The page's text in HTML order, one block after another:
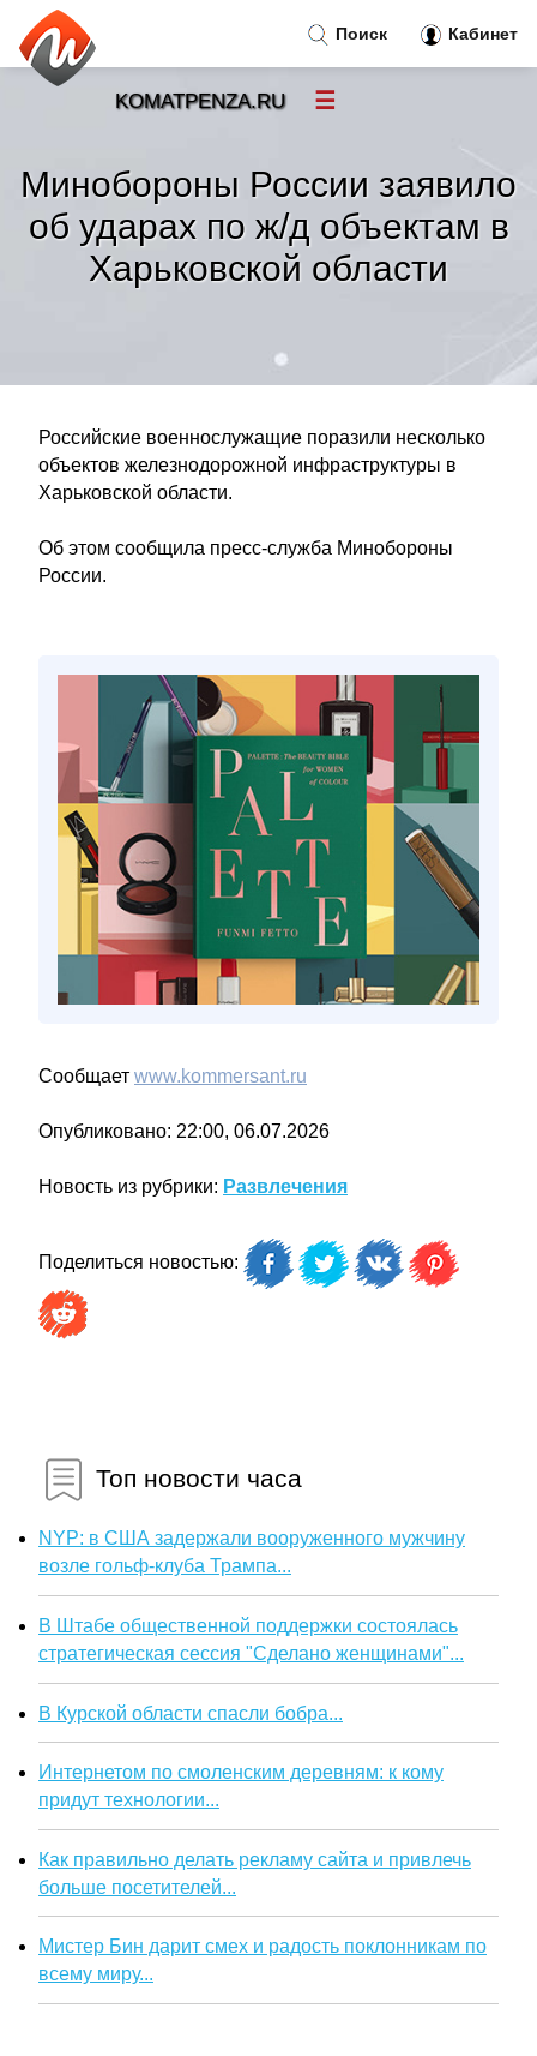
Минобороны России заявило
об ударах по ж/д объектам в
Харьковской области
Российские военнослужащие поразили несколько
объектов железнодорожной инфраструктуры в
Харьковской области.
Об этом сообщила пресс-служба Минобороны
России.
Сообщает www.kommersant.ru
Опубликовано: 22:00, 06.07.2026
Новость из рубрики: Развлечения
Поделиться новостью:
Топ новости часа
NYP: в США задержали вооруженного мужчину
возле гольф-клуба Трампа...
В Штабе общественной поддержки состоялась
стратегическая сессия "Сделано женщинами"...
В Курской области спасли бобра...
Интернетом по смоленским деревням: к кому
придут технологии...
Как правильно делать рекламу сайта и привлечь
больше посетителей...
Мистер Бин дарит смех и радость поклонникам по
всему миру...
Поиск Кабинет
KOMATPENZA.RU ☰
Новости»
Тренды новостей »
Рубрики»